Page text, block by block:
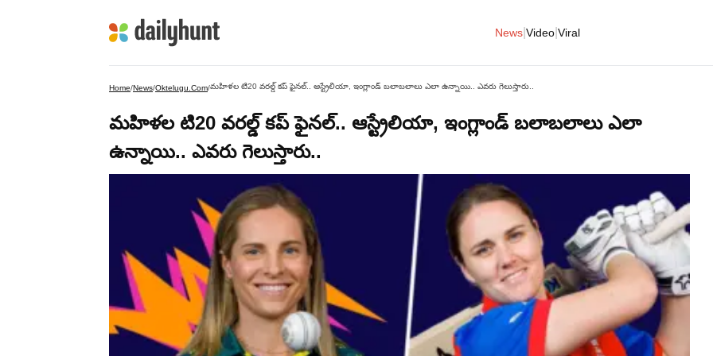
News Video Viral
Home/News/Oktelugu.com/మహిళల టి20 వరల్డ్ కప్ ఫైనల్.. ఆస్ట్రేలియా, ఇంగ్లాండ్ బలాబలాలు ఎలా ఉన్నాయి.. ఎవరు గెలుస్తారు..
మహిళల టి20 వరల్డ్ కప్ ఫైనల్.. ఆస్ట్రేలియా, ఇంగ్లాండ్ బలాబలాలు ఎలా
ఉన్నాయి.. ఎవరు గెలుస్తారు..